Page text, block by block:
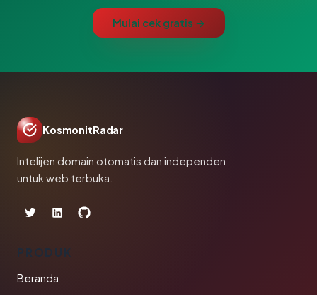
Mulai cek gratis →
KosmonitRadar
Intelijen domain otomatis dan independen
untuk web terbuka.
PRODUK
Beranda